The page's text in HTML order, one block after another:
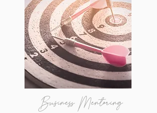
Business Mentoring